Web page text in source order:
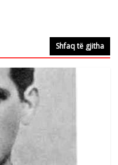
Kosovë
Comments Off
me takime pune
Levizja
Comments Off
nga artistja e mirëfilltë
Shfaq të gjitha